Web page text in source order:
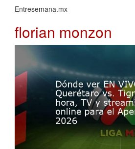
Entresemana.mx
florian monzon